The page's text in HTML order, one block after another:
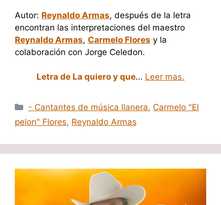
Autor: Reynaldo Armas, después de la letra
encontran las interpretaciones del maestro
Reynaldo Armas, Carmelo Flores y la
colaboración con Jorge Celedon.
Letra de La quiero y que… Leer mas.
Categorías
- Cantantes de música llanera, Carmelo "El
pelon" Flores, Reynaldo Armas